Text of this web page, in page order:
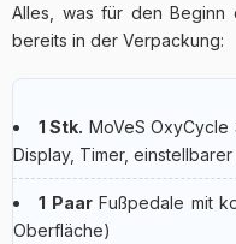
Alles, was für den Beginn
bereits in der Verpackung:
1 Stk. MoVeS OxyCycle
Display, Timer,
1 PaarFußpedale mit
Oberfläche)